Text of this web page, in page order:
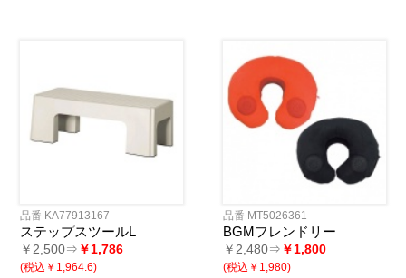
品番 KA77913167
ステップスツールL
￥2,500⇒ ￥1,786
(税込￥1,964.6)
品番 MT5026361
BGMフレンドリー
￥2,480⇒ ￥1,800
(税込￥1,980)